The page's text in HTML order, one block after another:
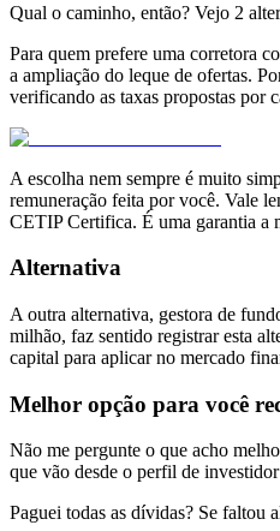
Qual o caminho, então? Vejo 2
Para quem prefere uma corretora
a ampliação do leque de ofertas.
verificando as taxas propostas por
A escolha nem sempre é muito
remuneração feita por você. Vale
CETIP Certifica. É uma garantia a
Alternativa
A outra alternativa, gestora de
milhão, faz sentido registrar esta
capital para aplicar no mercado
Melhor opção para você
Não me pergunte o que acho
que vão desde o perfil de
Paguei todas as dívidas? Se faltou